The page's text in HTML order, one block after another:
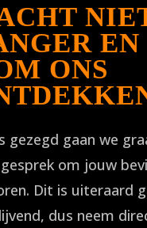
EN
ONS
gezegd gaan we
om jouw
Dit is uiteraard
dus neem